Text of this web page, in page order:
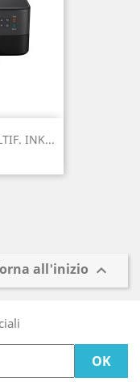
INK...
all'inizio 